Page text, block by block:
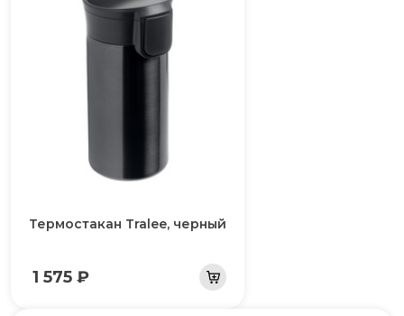
Термостакан Tralee, черный
1 575 ₽